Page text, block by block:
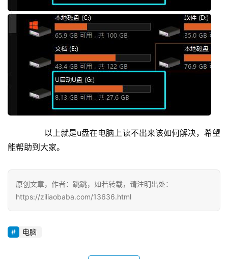
能帮助到大家。
原创文章，作者：跳跳，如若转载，请注明出处：
https://ziliaobaba.com/13636.html
电脑